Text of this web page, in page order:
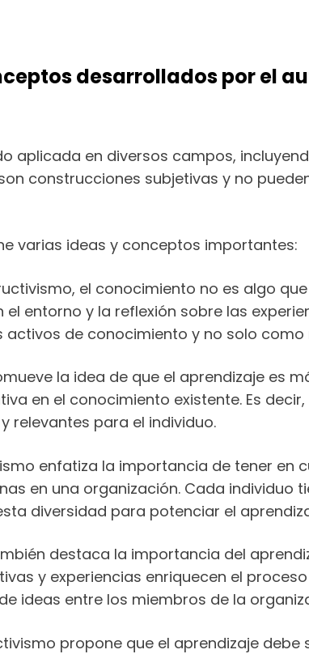
desarrollados por el
aplicada en diversos campos,
construcciones subjetivas y no
varias ideas y conceptos importantes:
el conocimiento no es algo
entorno y la reflexión sobre las
de conocimiento y no solo
la idea de que el aprendizaje es
en el conocimiento existente. Es
relevantes para el individuo.
enfatiza la importancia de tener en
en una organización. Cada individuo
diversidad para potenciar el
destaca la importancia del
y experiencias enriquecen el
ideas entre los miembros de la
propone que el aprendizaje